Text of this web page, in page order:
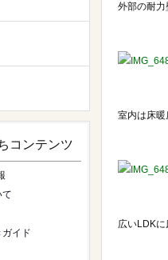
コンテンツ
て
イド
外部の耐
室内は床
広いLDK